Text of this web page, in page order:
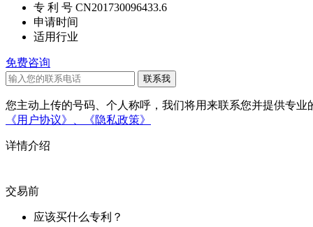
专 利 号 CN201730096433.6
申请时间
适用行业
免费咨询
您主动上传的号码、个人称呼，我们将用来联系您并提供专
《用户协议》、
《隐私政策》
详情介绍
交易前
应该买什么专利？